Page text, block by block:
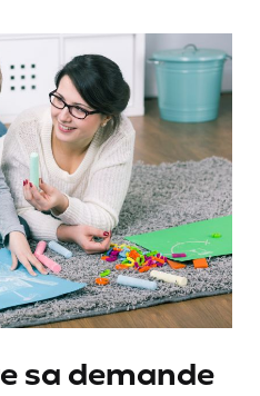
sa demande